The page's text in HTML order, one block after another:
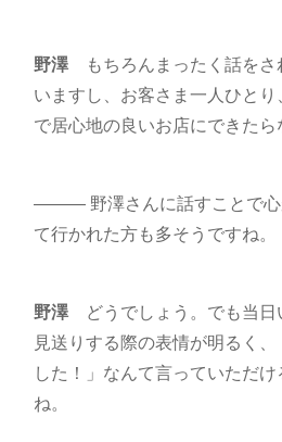
野澤もちろんまったく話をさ
いますし、お客さま一人ひと
で居心地の良いお店にできたら
――― 野澤さんに話すことで心
て行かれた方も多そうですね。
野澤どうでしょう。でも当日
見送りする際の表情が明るく
した！」なんて言っていただ
ね。